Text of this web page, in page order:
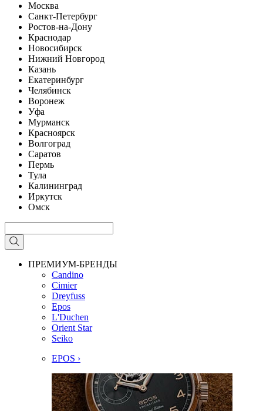
Москва
Санкт-Петербург
Ростов-на-Дону
Краснодар
Новосибирск
Нижний Новгород
Казань
Екатеринбург
Челябинск
Воронеж
Уфа
Мурманск
Красноярск
Волгоград
Саратов
Пермь
Тула
Калининград
Иркутск
Омск
ПРЕМИУМ-БРЕНДЫ
Candino
Cimier
Dreyfuss
Epos
L'Duchen
Orient Star
Seiko
EPOS ›